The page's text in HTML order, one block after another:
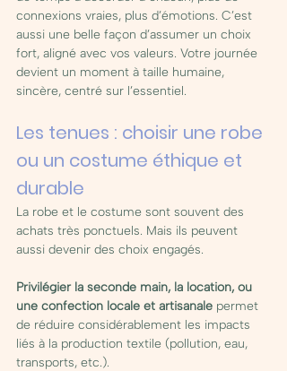
connexions vraies, plus d’émotions. C’est
aussi une belle façon d’assumer un choix
fort, aligné avec vos valeurs. Votre journée
devient un moment à taille humaine,
sincère, centré sur l’essentiel.
Les tenues : choisir une robe
ou un costume éthique et
durable
La robe et le costume sont souvent des
achats très ponctuels. Mais ils peuvent
aussi devenir des choix engagés.
Privilégier la seconde main, la location, ou
une confection locale et artisanale permet
de réduire considérablement les impacts
liés à la production textile (pollution, eau,
transports, etc.).